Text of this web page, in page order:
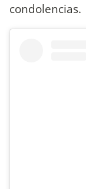
condolencias.